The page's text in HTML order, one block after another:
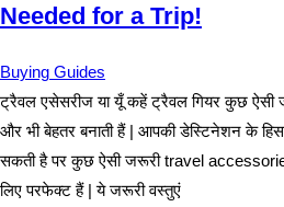
Needed for a Trip!
Buying Guides
ट्रैवल एसेसरीज या यूँ कहें ट्रैवल गियर कुछ ऐसी
और भी बेहतर बनाती हैं | आपकी डेस्टिनेशन के
सकती है पर कुछ ऐसी जरूरी travel
लिए परफेक्ट हैं | ये जरूरी वस्तुएं